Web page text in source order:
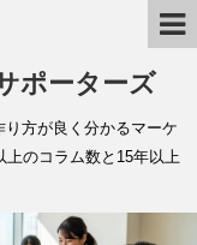
ポーターズ
り方が良く分かるマーケ
のコラム数と15年以上